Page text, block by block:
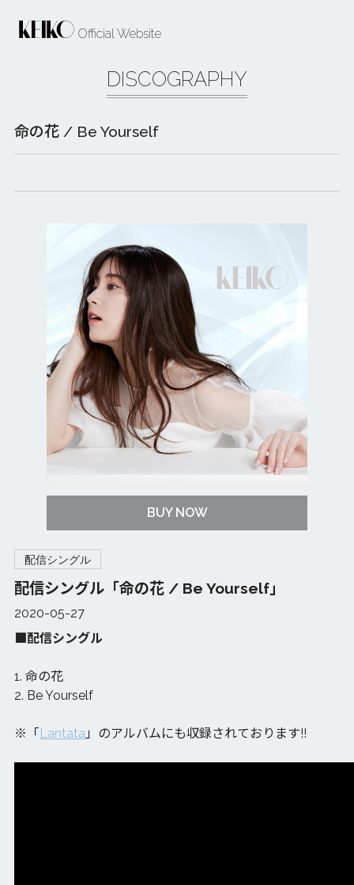
Official Website
DISCOGRAPHY
命の花 / Be Yourself
BUY NOW
配信シングル
配信シングル「命の花 / Be Yourself」
2020-05-27
■配信シングル
1. 命の花
2. Be Yourself
※「Lantata 」のアルバムにも収録されております!!